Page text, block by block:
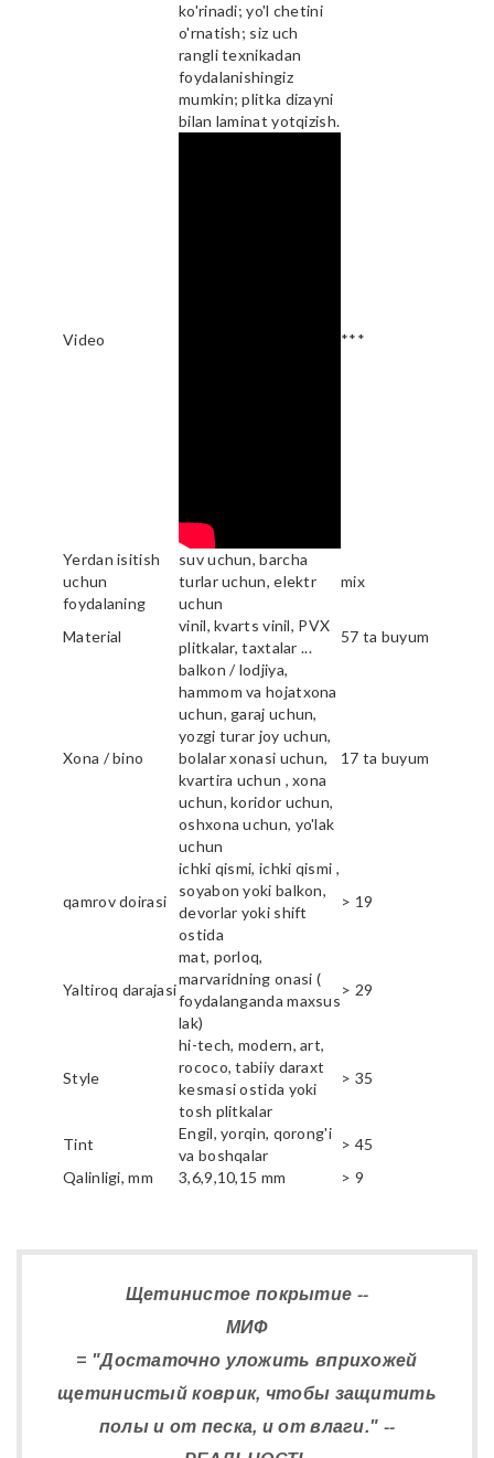
ko'rinadi; yo'l chetini
o'rnatish; siz uch
rangli texnikadan
foydalanishingiz
mumkin; plitka dizayni
bilan laminat yotqizish.
Video ***
Yerdan isitish
uchun
foydalaning
suv uchun, barcha
turlar uchun, elektr
uchun
mix
Material
vinil, kvarts vinil, PVX
plitkalar, taxtalar ...
57 ta buyum
Xona / bino
balkon / lodjiya,
hammom va hojatxona
uchun, garaj uchun,
yozgi turar joy uchun,
bolalar xonasi uchun,
kvartira uchun , xona
uchun, koridor uchun,
oshxona uchun, yo'lak
uchun
17 ta buyum
qamrov doirasi
ichki qismi, ichki qismi ,
soyabon yoki balkon,
devorlar yoki shift
ostida
> 19
Yaltiroq darajasi
mat, porloq,
marvaridning onasi (
foydalanganda maxsus
lak)
> 29
Style
hi-tech, modern, art,
rococo, tabiiy daraxt
kesmasi ostida yoki
tosh plitkalar
> 35
Tint
Engil, yorqin, qorong'i
va boshqalar
> 45
Qalinligi, mm
3,6,9,10,15 mm > 9
Щетинистое покрытие --
МИФ
= "Достаточно уложить вприхожей
щетинистый коврик, чтобы защитить
полы и от песка, и от влаги." --